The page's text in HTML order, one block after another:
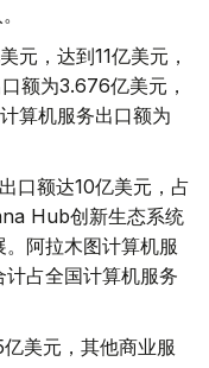
元，达到11亿美元，
额为3.676亿美元，
算机服务出口额为
口额达10亿美元，占
Hub创新生态系统
阿拉木图计算机服
占全国计算机服务
美元，其他商业服